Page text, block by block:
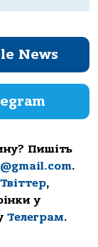
News
Пишіть
.
Твіттер,
у
Телеграм.